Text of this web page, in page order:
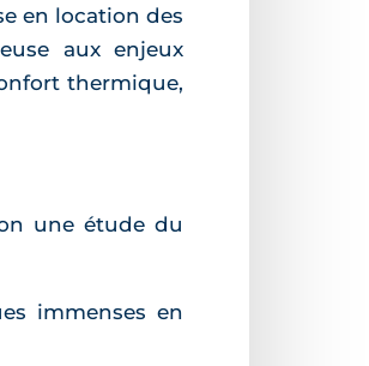
en location des
aux enjeux
thermique,
une étude du
immenses en